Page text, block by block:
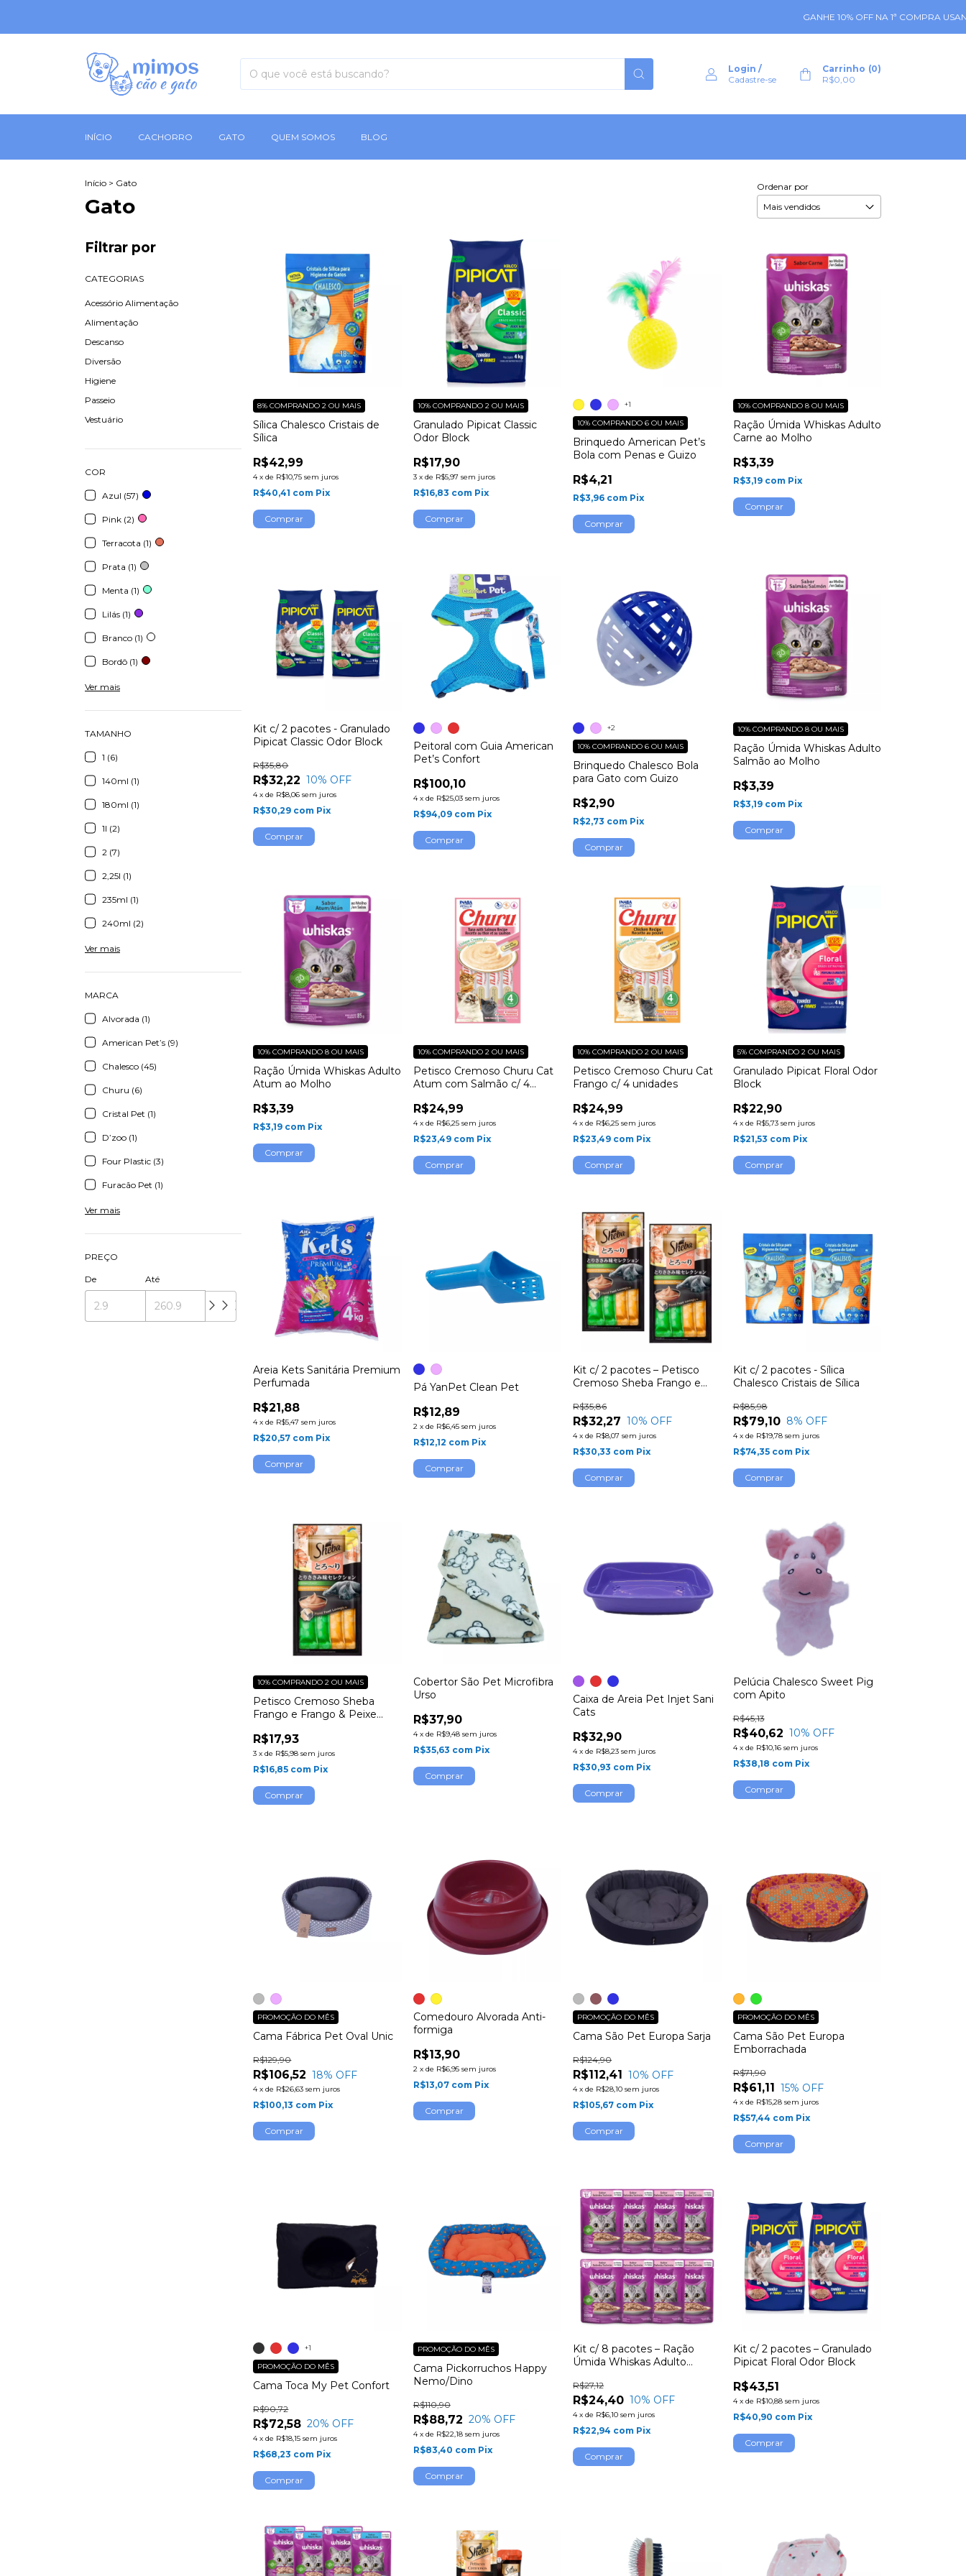
GANHE 10% OFF NA 1ª COMPRA USANDO O
Login /
Cadastre-se
Carrinho (0)
R$0,00
INÍCIO CACHORRO GATO QUEM SOMOS BLOG
Início > Gato
Gato
Ordenar por
Filtrar por
CATEGORIAS
Acessório Alimentação
Alimentação
Descanso
Diversão
Higiene
Passeio
Vestuário
COR
Azul (57)
Pink (2)
Terracota (1)
Prata (1)
Menta (1)
Lilás (1)
Branco (1)
Bordô (1)
Ver mais
TAMANHO
1 (6)
140ml (1)
180ml (1)
1l (2)
2 (7)
2,25l (1)
235ml (1)
240ml (2)
Ver mais
MARCA
Alvorada (1)
American Pet’s (9)
Chalesco (45)
Churu (6)
Cristal Pet (1)
D’zoo (1)
Four Plastic (3)
Furacão Pet (1)
Ver mais
PREÇO
De Até
Sílica Chalesco Cristais de
Sílica
R$42,99
4 xde R$10,75 sem juros
8%COMPRANDO 2 OU MAIS
R$40,41 com Pix
Granulado Pipicat Classic
Odor Block
R$17,90
3 x de R$5,97 sem juros
10% COMPRANDO 2 OU MAIS
R$16,83 com Pix
Brinquedo American Pet’s
Bola com Penas e Guizo
R$4,21
10%COMPRANDO 6 OU MAIS
R$3,96 com Pix
+1
Comprar
Ração Úmida Whiskas Adulto
Carne ao Molho
R$3,39
10% COMPRANDO 8 OU MAIS
R$3,19 com Pix
Kit c/ 2 pacotes - Granulado
Pipicat Classic Odor Block
R$32,22
R$35,80
10% OFF
4 xde R$8,06 sem juros
R$30,29 com Pix
Peitoral com Guia American
Pet’s Confort
R$100,10
4 x de R$25,03 sem juros
R$94,09 com Pix
Comprar
Brinquedo Chalesco Bola
para Gato com Guizo
R$2,90
10%COMPRANDO 6 OU MAIS
R$2,73 com Pix
+2
Comprar
Ração Úmida Whiskas Adulto
Salmão ao Molho
R$3,39
10% COMPRANDO 8 OU MAIS
R$3,19 com Pix
Ração Úmida Whiskas Adulto
Atum ao Molho
R$3,39
10%COMPRANDO 8 OU MAIS
R$3,19 com Pix
Petisco Cremoso Churu Cat
Atum com Salmão c/ 4
R$24,99
4 x de R$6,25 sem juros
10% COMPRANDO 2 OU MAIS
R$23,49 com Pix
Petisco Cremoso Churu Cat
Frango c/ 4 unidades
R$24,99
4 xde R$6,25 sem juros
10%COMPRANDO 2 OU MAIS
R$23,49 com Pix
Granulado Pipicat Floral Odor
Block
R$22,90
4 x de R$5,73 sem juros
5% COMPRANDO 2 OU MAIS
R$21,53 com Pix
Areia Kets Sanitária Premium
Perfumada
R$21,88
4 xde R$5,47 sem juros
R$20,57 com Pix
Pá YanPet Clean Pet
R$12,89
2 x de R$6,45 sem juros
R$12,12 com Pix
Comprar
Kit c/ 2 pacotes – Petisco
Cremoso Sheba Frango e
unidades
R$32,27
R$35,86
10% OFF
4 xde R$8,07 sem juros
R$30,33 com Pix
Kit c/ 2 pacotes - Sílica
Chalesco Cristais de Sílica
R$79,10
R$85,98
8% OFF
4 x de R$19,78 sem juros
R$74,35 com Pix
Petisco Cremoso Sheba
Frango e Frango & Peixe
R$17,93
3 xde R$5,98 sem juros
10%COMPRANDO 2 OU MAIS
R$16,85 com Pix
Cobertor São Pet Microfibra
Urso
R$37,90
4 x de R$9,48 sem juros
R$35,63 com Pix
Comprar
Caixa de Areia Pet Injet Sani
Cats
R$32,90
4 xde R$8,23 sem juros
R$30,93 com Pix
Comprar
Pelúcia Chalesco Sweet Pig
com Apito
R$40,62
R$45,13
10% OFF
4 x de R$10,16 sem juros
R$38,18 com Pix
Cama Fábrica Pet Oval Unic
R$106,52
R$129,90
18% OFF
4 xde R$26,63 sem juros
PROMOÇÃO DO MÊS
R$100,13 com Pix
Comprar
Comedouro Alvorada Anti-
formiga
R$13,90
2 x de R$6,95 sem juros
R$13,07 com Pix
Comprar
Cama São Pet Europa Sarja
R$112,41
R$124,90
10% OFF
4 xde R$28,10 sem juros
PROMOÇÃO DO MÊS
R$105,67 com Pix
Comprar
Cama São Pet Europa
Emborrachada
R$61,11
R$71,90
15% OFF
4 x de R$15,28 sem juros
PROMOÇÃO DO MÊS
R$57,44 com Pix
Comprar
Cama Toca My Pet Confort
R$72,58
R$90,72
20% OFF
4 xde R$18,15 sem juros
PROMOÇÃO DO MÊS
R$68,23 com Pix
+1
Comprar
Cama Pickorruchos Happy
Nemo/Dino
R$88,72
R$110,90
20% OFF
4 x de R$22,18 sem juros
PROMOÇÃO DO MÊS
R$83,40 com Pix
Comprar
Kit c/ 8 pacotes – Ração
Úmida Whiskas Adulto
R$24,40
R$27,12
10% OFF
4 xde R$6,10 sem juros
R$22,94 com Pix
Kit c/ 2 pacotes – Granulado
Pipicat Floral Odor Block
R$43,51
4 x de R$10,88 sem juros
R$40,90 com Pix